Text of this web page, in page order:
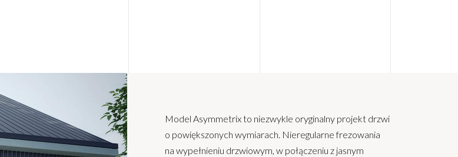
Model Asymmetrix to niezwykle oryginalny projekt drzwi
o powiększonych wymiarach. Nieregularne frezowania
na wypełnieniu drzwiowym, w połączeniu z jasnym